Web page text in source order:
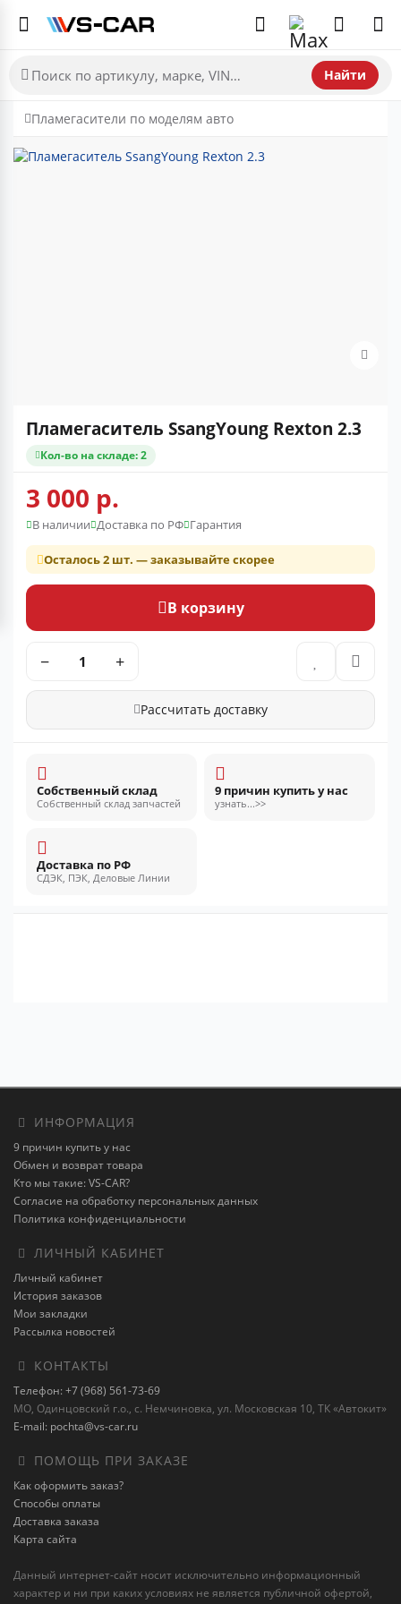
Найти
Пламегасители по моделям авто
Пламегаситель SsangYoung Rexton 2.3
Кол-во на складе: 2
3 000 р.
В наличии Доставка по РФ Гарантия
Осталось 2 шт. — заказывайте скорее
В корзину
− +
Рассчитать доставку
Собственный склад
Собственный склад запчастей
9 причин купить у нас
узнать...>>
Доставка по РФ
СДЭК, ПЭК, Деловые Линии
ИНФОРМАЦИЯ
9 причин купить у нас
Обмен и возврат товара
Кто мы такие: VS-CAR?
Согласие на обработку персональных данных
Политика конфиденциальности
ЛИЧНЫЙ КАБИНЕТ
Личный кабинет
История заказов
Мои закладки
Рассылка новостей
КОНТАКТЫ
Телефон: +7 (968) 561-73-69
МО, Одинцовский г.о., с. Немчиновка, ул. Московская 10, ТК «Автокит»
E-mail: pochta@vs-car.ru
ПОМОЩЬ ПРИ ЗАКАЗЕ
Как оформить заказ?
Способы оплаты
Доставка заказа
Карта сайта
Данный интернет-сайт носит исключительно информационный
характер и ни при каких условиях не является публичной офертой,